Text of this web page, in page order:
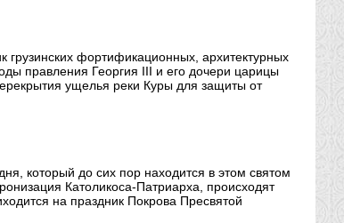
фортификационных, архитектурных
правления Георгия III и его дочери царицы
ущелья реки Куры для защиты от
который до сих пор находится в этом святом
Католикоса-Патриарха, происходят
на праздник Покрова Пресвятой